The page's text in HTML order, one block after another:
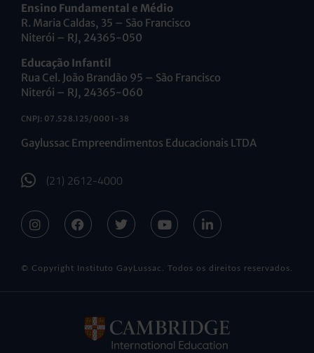
Ensino Fundamental e Médio
R. Maria Caldas, 35 – São Francisco
Niterói – RJ, 24365-050
Educação Infantil
Rua Cel. João Brandão 95 – São Francisco
Niterói – RJ, 24365-060
CNPJ: 07.528.125/0001-38
Gaylussac Empreendimentos Educacionais LTDA
(21) 2612-4000
© Copyright Instituto GayLussac. Todos os direitos reservados.